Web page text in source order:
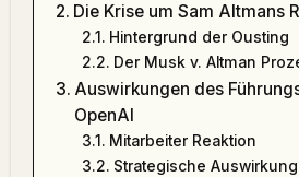
Die Krise um Sam Altmans
Hintergrund der Ousting
Der Musk v. Altman
Auswirkungen des
OpenAI
Mitarbeiter Reaktion
Strategische